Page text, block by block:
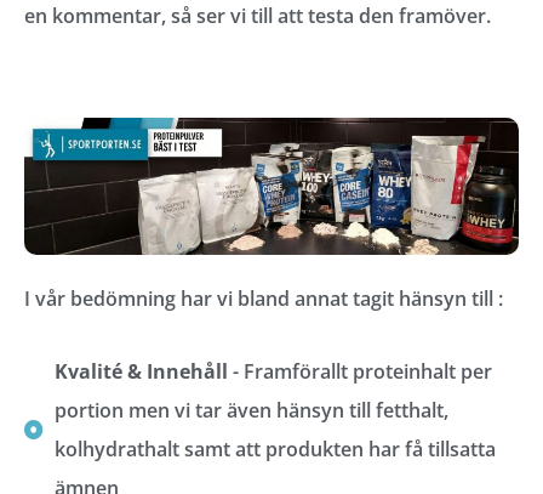
en kommentar, så ser vi till att testa den framöver.
I vår bedömning har vi bland annat tagit hänsyn till :
Kvalité & Innehåll - Framförallt proteinhalt per
portion men vi tar även hänsyn till fetthalt,
kolhydrathalt samt att produkten har få tillsatta
ämnen